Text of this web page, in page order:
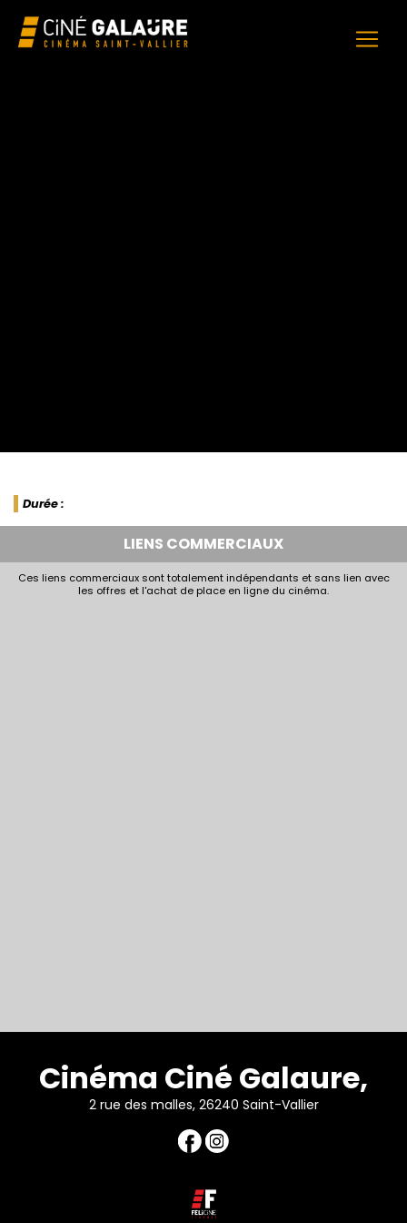
Durée :
LIENS COMMERCIAUX
Ces liens commerciaux sont totalement indépendants et sans lien avec
les offres et l'achat de place en ligne du cinéma.
Cinéma Ciné Galaure,
2 rue des malles, 26240 Saint-Vallier